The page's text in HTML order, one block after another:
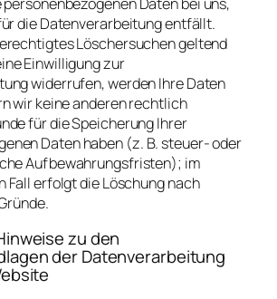
die Datenverarbeitung entfällt.
Löschersuchen geltend
Einwilligung zur
widerrufen, werden Ihre Daten
wir keine anderen rechtlich
für die Speicherung Ihrer
Daten haben (z. B. steuer- oder
Aufbewahrungsfristen); im
Fall erfolgt die Löschung nach
zu den
der Datenverarbeitung